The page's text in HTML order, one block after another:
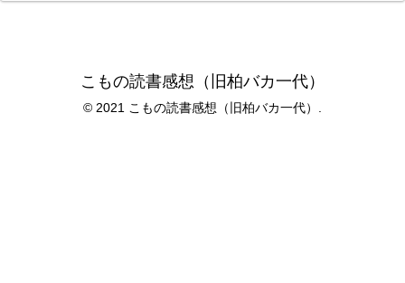
こもの読書感想（旧柏バカ一代）
© 2021 こもの読書感想（旧柏バカ一代）.